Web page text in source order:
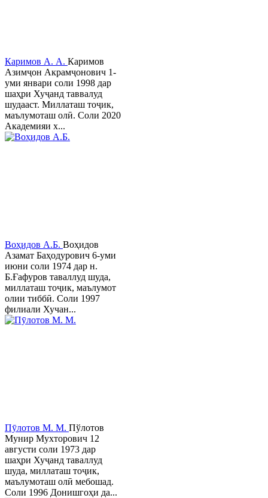
Каримов А. А. Каримов
Азимҷон Акрамҷонович 1-
уми январи соли 1998 дар
шаҳри Хуҷанд таввалуд
шудааст. Миллаташ тоҷик,
маълумоташ олӣ. Соли 2020
Академияи х...
Воҳидов А.Б. Воҳидов
Азамат Баҳодурович 6-уми
июни соли 1974 дар н.
Б.Ғафуров таваллуд шуда,
миллаташ тоҷик, маълумот
олии тиббӣ. Соли 1997
филиали Хучан...
Пӯлотов М. М. Пўлотов
Мунир Мухторович 12
августи соли 1973 дар
шаҳри Хуҷанд таваллуд
шуда, миллаташ тоҷик,
маълумоташ олӣ мебошад.
Соли 1996 Донишгоҳи да...